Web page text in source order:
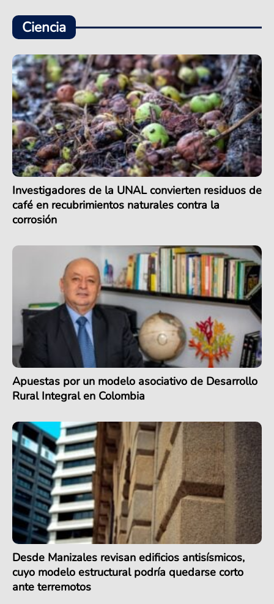
Ciencia
Investigadores de la UNAL convierten residuos de
café en recubrimientos naturales contra la
corrosión
Apuestas por un modelo asociativo de Desarrollo
Rural Integral en Colombia
Desde Manizales revisan edificios antisísmicos,
cuyo modelo estructural podría quedarse corto
ante terremotos